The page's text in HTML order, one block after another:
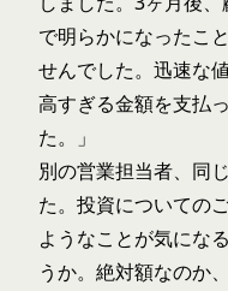
で明らかになったこ
せんでした。迅速な
高すぎる金額を支払
た。」
別の営業担当者、同
た。投資についての
ようなことが気にな
うか。絶対額なのか